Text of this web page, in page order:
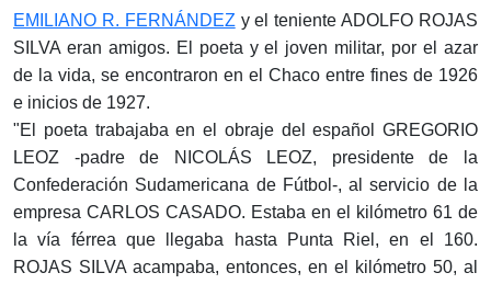
EMILIANO R. FERNÁNDEZ y el teniente ADOLFO ROJAS
SILVA eran amigos. El poeta y el joven militar, por el azar
de la vida, se encontraron en el Chaco entre fines de 1926
e inicios de 1927.
"El poeta trabajaba en el obraje del español GREGORIO
LEOZ -padre de NICOLÁS LEOZ, presidente de la
Confederación Sudamericana de Fútbol-, al servicio de la
empresa CARLOS CASADO. Estaba en el kilómetro 61 de
la vía férrea que llegaba hasta Punta Riel, en el 160.
ROJAS SILVA acampaba, entonces, en el kilómetro 50, al